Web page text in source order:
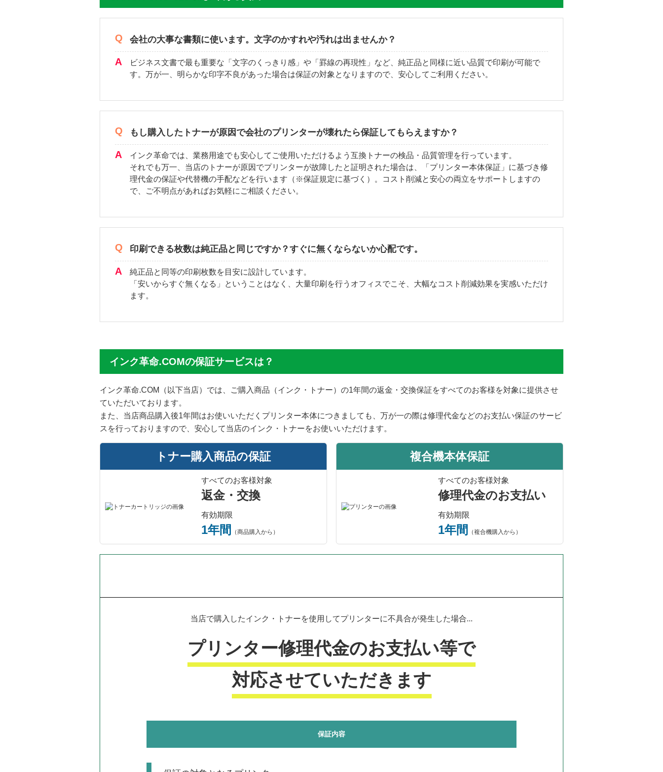
会社の大事な書類に使います。文字のかすれや汚れは出ませんか？
ビジネス文書で最も重要な「文字のくっきり感」や「罫線の再現性」など、純正品と同様に近い品質で印刷が可能で
す。万が一、明らかな印字不良があった場合は保証の対象となりますので、安心してご利用ください。
もし購入したトナーが原因で会社のプリンターが壊れたら保証してもらえますか？
インク革命では、業務用途でも安心してご使用いただけるよう互換トナーの検品・品質管理を行っています。
それでも万一、当店のトナーが原因でプリンターが故障したと証明された場合は、「プリンター本体保証」に基づき修
理代金の保証や代替機の手配などを行います（※保証規定に基づく）。コスト削減と安心の両立をサポートしますの
で、ご不明点があればお気軽にご相談ください。
印刷できる枚数は純正品と同じですか？すぐに無くならないか心配です。
純正品と同等の印刷枚数を目安に設計しています。
「安いからすぐ無くなる」ということはなく、大量印刷を行うオフィスでこそ、大幅なコスト削減効果を実感いただけ
ます。
インク革命.COMの保証サービスは？
インク革命.COM（以下当店）では、ご購入商品（インク・トナー）の1年間の返金・交換保証をすべてのお客様を対象に提供させ
ていただいております。
また、当店商品購入後1年間はお使いいただくプリンター本体につきましても、万が一の際は修理代金などのお支払い保証のサービ
スを行っておりますので、安心して当店のインク・トナーをお使いいただけます。
トナー購入商品の保証
すべてのお客様対象
返金・交換
有効期限
1年間 （商品購入から）
複合機本体保証
すべてのお客様対象
修理代金のお支払い
有効期限
1年間 （複合機購入から）
当店で購入したインク・トナーを使用してプリンターに不具合が発生した場合...
プリンター修理代金のお支払い等で
対応させていただきます
保証内容